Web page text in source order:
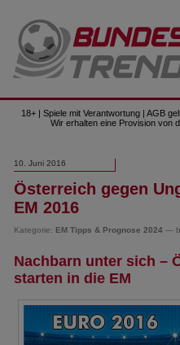
18+ | Spiele mit Verantwortung | AGB
Wir erhalten eine Provision von
10. Juni 2016
Österreich gegen
EM 2016
Kategorie: EM Tipps & Prognose 2024 —
Nachbarn unter sich –
starten in die EM